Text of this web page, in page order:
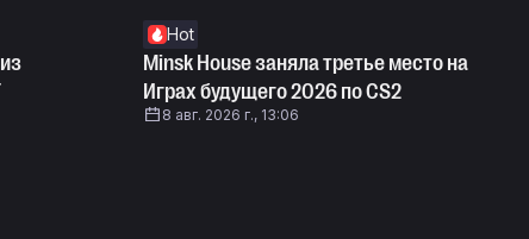
Hot
Minsk House заняла третье место на
Играх будущего 2026 по CS2
8 авг. 2026 г., 13:06